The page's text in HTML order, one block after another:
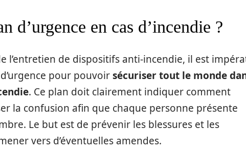
d’urgence en cas d’incendie ?
l’entretien de dispositifs anti-incendie, il est
pour pouvoirsécuriser tout le monde
. Ce plan doit clairement indiquer comment
la confusion afin que chaque personne présente
Le but est de prévenir les blessures et les
vers d’éventuelles amendes.